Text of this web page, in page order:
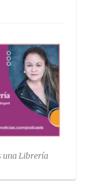
una Librería